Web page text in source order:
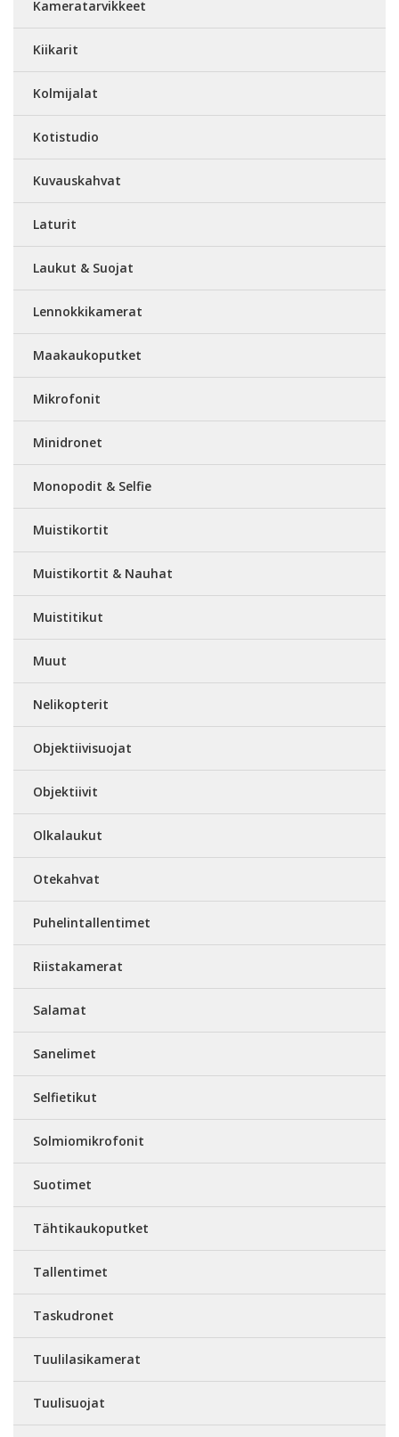
Kameratarvikkeet
Kiikarit
Kolmijalat
Kotistudio
Kuvauskahvat
Laturit
Laukut & Suojat
Lennokkikamerat
Maakaukoputket
Mikrofonit
Minidronet
Monopodit & Selfie
Muistikortit
Muistikortit & Nauhat
Muistitikut
Muut
Nelikopterit
Objektiivisuojat
Objektiivit
Olkalaukut
Otekahvat
Puhelintallentimet
Riistakamerat
Salamat
Sanelimet
Selfietikut
Solmiomikrofonit
Suotimet
Tähtikaukoputket
Tallentimet
Taskudronet
Tuulilasikamerat
Tuulisuojat